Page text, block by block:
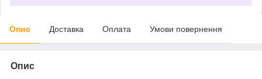
Опис Доставка Оплата Умови повернення
Опис